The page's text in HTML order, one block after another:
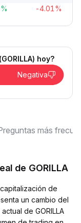
-4.01%
hoy?
Negativa
más
de GORILLA
de
un cambio del
de GORILLA